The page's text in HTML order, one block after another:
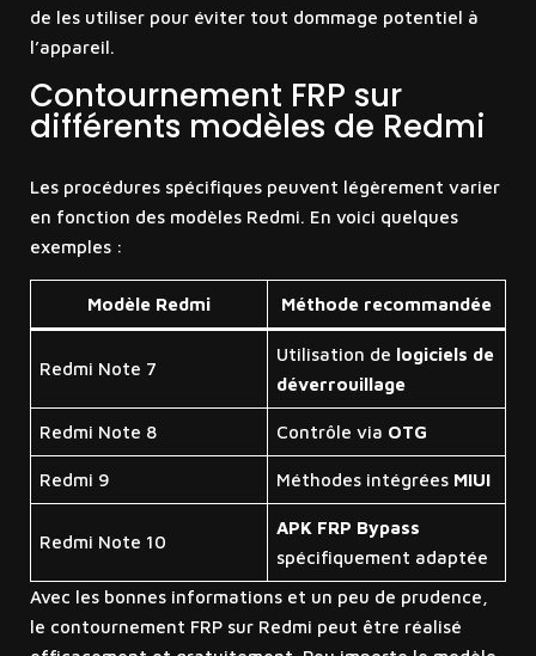
de les utiliser pour éviter tout dommage potentiel à
l’appareil.
Contournement FRP sur
différents modèles de Redmi
Les procédures spécifiques peuvent légèrement varier
en fonction des modèles Redmi. En voici quelques
exemples :
Modèle Redmi Méthode recommandée
Redmi Note 7
Utilisation de logiciels de
déverrouillage
Redmi Note 8 Contrôle via OTG
Redmi 9 Méthodes intégrées MIUI
Redmi Note 10
APK FRP Bypass
spécifiquement adaptée
Avec les bonnes informations et un peu de prudence,
le contournement FRP sur Redmi peut être réalisé